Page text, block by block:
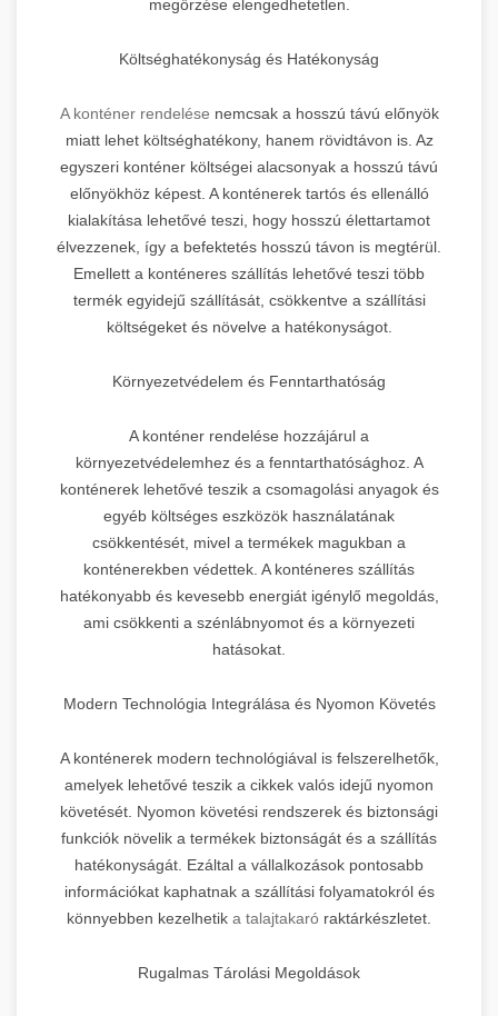
megőrzése elengedhetetlen.
Költséghatékonyság és Hatékonyság
A konténer rendelése nemcsak a hosszú távú előnyök
miatt lehet költséghatékony, hanem rövidtávon is. Az
egyszeri konténer költségei alacsonyak a hosszú távú
előnyökhöz képest. A konténerek tartós és ellenálló
kialakítása lehetővé teszi, hogy hosszú élettartamot
élvezzenek, így a befektetés hosszú távon is megtérül.
Emellett a konténeres szállítás lehetővé teszi több
termék egyidejű szállítását, csökkentve a szállítási
költségeket és növelve a hatékonyságot.
Környezetvédelem és Fenntarthatóság
A konténer rendelése hozzájárul a
környezetvédelemhez és a fenntarthatósághoz. A
konténerek lehetővé teszik a csomagolási anyagok és
egyéb költséges eszközök használatának
csökkentését, mivel a termékek magukban a
konténerekben védettek. A konténeres szállítás
hatékonyabb és kevesebb energiát igénylő megoldás,
ami csökkenti a szénlábnyomot és a környezeti
hatásokat.
Modern Technológia Integrálása és Nyomon Követés
A konténerek modern technológiával is felszerelhetők,
amelyek lehetővé teszik a cikkek valós idejű nyomon
követését. Nyomon követési rendszerek és biztonsági
funkciók növelik a termékek biztonságát és a szállítás
hatékonyságát. Ezáltal a vállalkozások pontosabb
információkat kaphatnak a szállítási folyamatokról és
könnyebben kezelhetik a talajtakaró raktárkészletet.
Rugalmas Tárolási Megoldások